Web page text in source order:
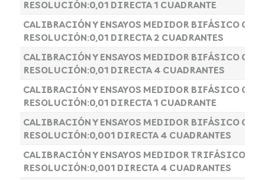
RESOLUCIÓN:0,01 DIRECTA 1 CUADRANTE
CALIBRACIÓN Y ENSAYOS MEDIDOR BIFÁSICO
RESOLUCIÓN:0,01 DIRECTA 2 CUADRANTES
CALIBRACIÓN Y ENSAYOS MEDIDOR BIFÁSICO
RESOLUCIÓN:0,01 DIRECTA 4 CUADRANTES
CALIBRACIÓN Y ENSAYOS MEDIDOR BIFÁSICO
RESOLUCIÓN:0,01 DIRECTA 1 CUADRANTE
CALIBRACIÓN Y ENSAYOS MEDIDOR BIFÁSICO
RESOLUCIÓN:0,001 DIRECTA 4 CUADRANTES
CALIBRACIÓN Y ENSAYOS MEDIDOR TRIFÁSICO
RESOLUCIÓN:0,001 DIRECTA 4 CUADRANTES